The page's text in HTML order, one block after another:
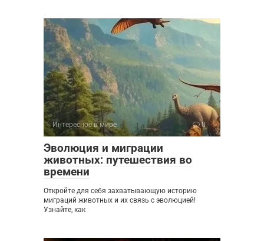
Интересное в мире 0
Эволюция и миграции
животных: путешествия во
времени
Откройте для себя захватывающую историю
миграций животных и их связь с эволюцией!
Узнайте, как